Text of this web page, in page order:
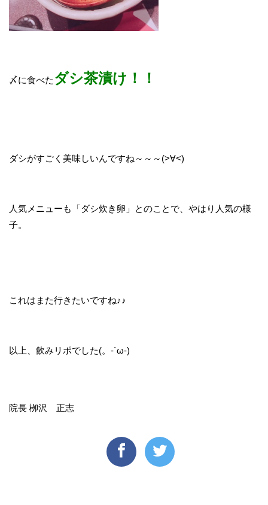
〆に食べた ダシ茶漬け！！
ダシがすごく美味しいんですね～～～(>∀<)
人気メニューも「ダシ炊き卵」とのことで、やはり人気の様
子。
これはまた行きたいですね♪♪
以上、飲みリポでした(。-`ω-)
院長 栁沢 正志